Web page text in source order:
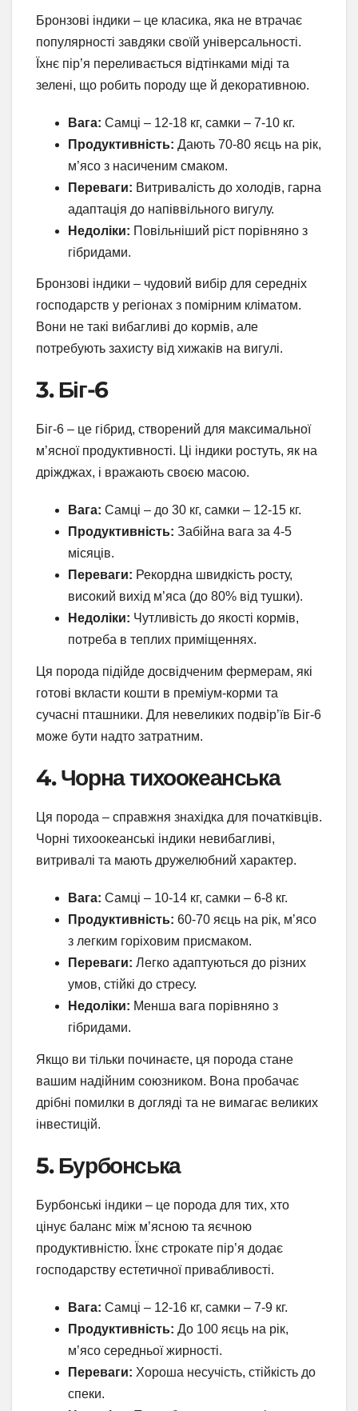
Бронзові індики – це класика, яка не втрачає
популярності завдяки своїй універсальності.
Їхнє пір’я переливається відтінками міді та
зелені, що робить породу ще й декоративною.
Вага: Самці – 12-18 кг, самки – 7-10 кг.
Продуктивність: Дають 70-80 яєць на рік,
м’ясо з насиченим смаком.
Переваги: Витривалість до холодів, гарна
адаптація до напіввільного вигулу.
Недоліки: Повільніший ріст порівняно з
гібридами.
Бронзові індики – чудовий вибір для середніх
господарств у регіонах з помірним кліматом.
Вони не такі вибагливі до кормів, але
потребують захисту від хижаків на вигулі.
3. Біг-6
Біг-6 – це гібрид, створений для максимальної
м’ясної продуктивності. Ці індики ростуть, як на
дріжджах, і вражають своєю масою.
Вага: Самці – до 30 кг, самки – 12-15 кг.
Продуктивність: Забійна вага за 4-5
місяців.
Переваги: Рекордна швидкість росту,
високий вихід м’яса (до 80% від тушки).
Недоліки: Чутливість до якості кормів,
потреба в теплих приміщеннях.
Ця порода підійде досвідченим фермерам, які
готові вкласти кошти в преміум-корми та
сучасні пташники. Для невеликих подвір’їв Біг-6
може бути надто затратним.
4. Чорна тихоокеанська
Ця порода – справжня знахідка для початківців.
Чорні тихоокеанські індики невибагливі,
витривалі та мають дружелюбний характер.
Вага: Самці – 10-14 кг, самки – 6-8 кг.
Продуктивність: 60-70 яєць на рік, м’ясо
з легким горіховим присмаком.
Переваги: Легко адаптуються до різних
умов, стійкі до стресу.
Недоліки: Менша вага порівняно з
гібридами.
Якщо ви тільки починаєте, ця порода стане
вашим надійним союзником. Вона пробачає
дрібні помилки в догляді та не вимагає великих
інвестицій.
5. Бурбонська
Бурбонські індики – це порода для тих, хто
цінує баланс між м’ясною та яєчною
продуктивністю. Їхнє строкате пір’я додає
господарству естетичної привабливості.
Вага: Самці – 12-16 кг, самки – 7-9 кг.
Продуктивність: До 100 яєць на рік,
м’ясо середньої жирності.
Переваги: Хороша несучість, стійкість до
спеки.